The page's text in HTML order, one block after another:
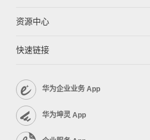
资源中心
快速链接
华为企业业务 App
华为坤灵 App